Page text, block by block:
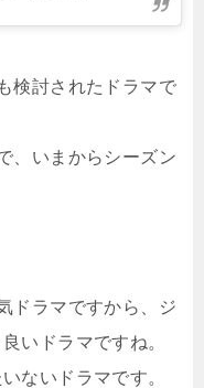
検討されたドラマで
、いまからシーズン
ドラマですから、ジ
いドラマですね。
ないドラマです。